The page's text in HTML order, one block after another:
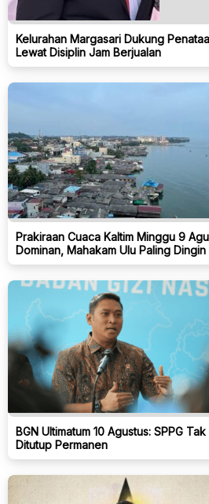
Kelurahan Margasari Dukung
Lewat Disiplin Jam Berjualan
Prakiraan Cuaca Kaltim Minggu 9
Dominan, Mahakam Ulu Paling Dingin
BGN Ultimatum 10 Agustus: SPPG
Ditutup Permanen